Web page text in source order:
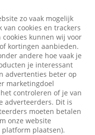
zo vaak mogelijk
cookies en trackers
kunnen wij voor
kortingen aanbieden.
andere hoe vaak je
je interessant
advertenties beter op
marketingdoel
controleren of je van
adverteerders. Dit is
moeten betalen
onze website
platform plaatsen).